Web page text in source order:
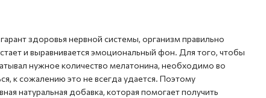
здоровья нервной системы, организм правильно
и выравнивается эмоциональный фон. Для того, чтобы
нужное количество мелатонина, необходимо во
к сожалению это не всегда удается. Поэтому
натуральная добавка, которая помогает получить